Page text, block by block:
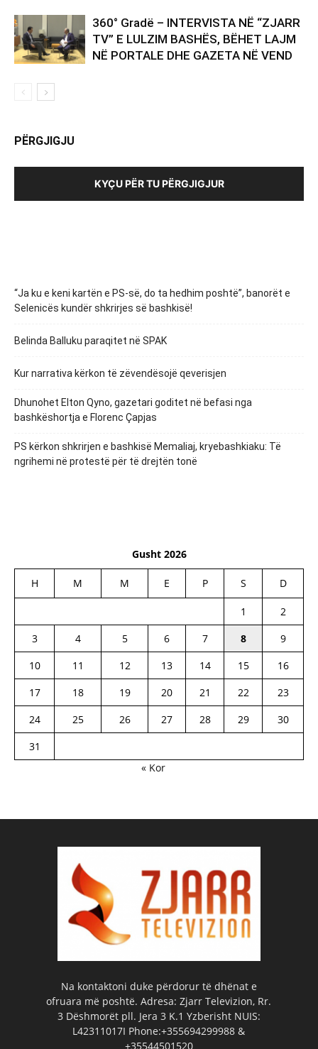
360° Gradë – INTERVISTA NË “ZJARR
TV” E LULZIM BASHËS, BËHET LAJM
NË PORTALE DHE GAZETA NË VEND
PËRGJIGJU
KYÇU PËR TU PËRGJIGJUR
“Ja ku e keni kartën e PS-së, do ta hedhim poshtë”, banorët e
Selenicës kundër shkrirjes së bashkisë!
Belinda Balluku paraqitet në SPAK
Kur narrativa kërkon të zëvendësojë qeverisjen
Dhunohet Elton Qyno, gazetari goditet në befasi nga
bashkëshortja e Florenc Çapjas
PS kërkon shkrirjen e bashkisë Memaliaj, kryebashkiaku: Të
ngrihemi në protestë për të drejtën tonë
Gusht 2026
H M M E P S D
1
2
3
4 5 6 7 8
9
10
11 12 13 14 15
16
17
18 19 20 21 22
23
24
25 26 27 28 29
30
31
« Kor
Na kontaktoni duke përdorur të dhënat e
ofruara më poshtë. Adresa: Zjarr Televizion, Rr.
3 Dëshmorët pll. Jera 3 K.1 Yzberisht NUIS:
L42311017I Phone:+355694299988 &
+35544501520